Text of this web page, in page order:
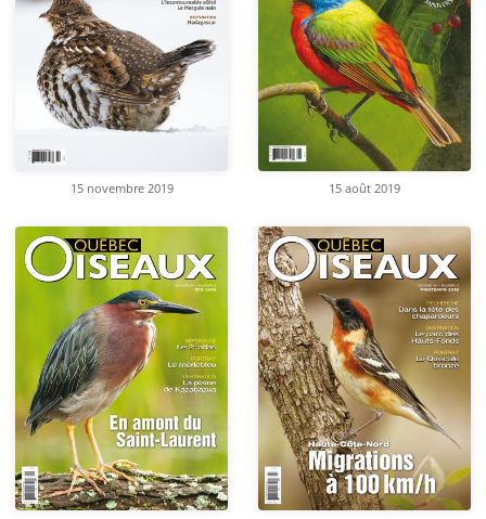
15 novembre 2019 15 août 2019